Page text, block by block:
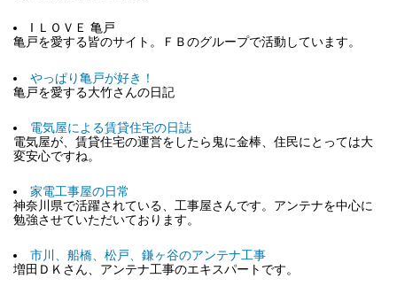
I ＬＯＶＥ 亀戸
亀戸を愛する皆のサイト。ＦＢのグループで活動しています。
やっぱり亀戸が好き！
亀戸を愛する大竹さんの日記
電気屋による賃貸住宅の日誌
電気屋が、賃貸住宅の運営をしたら鬼に金棒、住民にとっては大
変安心ですね。
家電工事屋の日常
神奈川県で活躍されている、工事屋さんです。アンテナを中心に
勉強させていただいております。
市川、船橋、松戸、鎌ヶ谷のアンテナ工事
増田ＤＫさん、アンテナ工事のエキスパートです。